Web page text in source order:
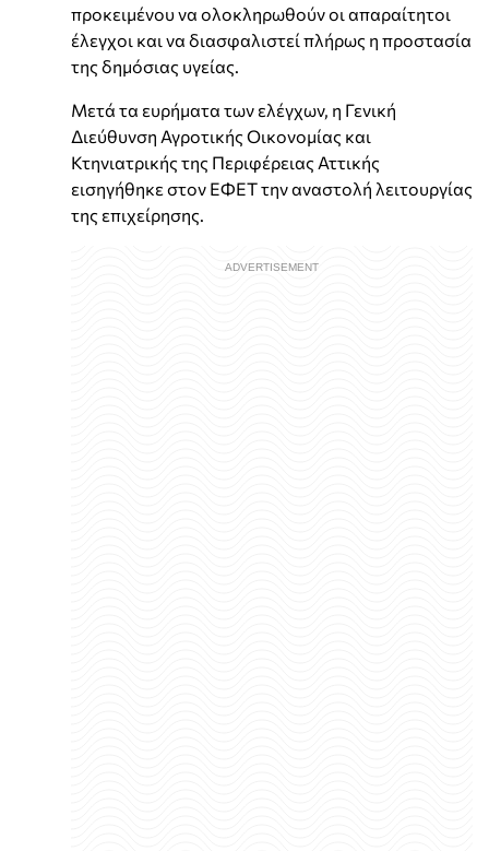
προκειμένου να ολοκληρωθούν οι απαραίτητοι
έλεγχοι και να διασφαλιστεί πλήρως η προστασία
της δημόσιας υγείας.
Μετά τα ευρήματα των ελέγχων, η Γενική
Διεύθυνση Αγροτικής Οικονομίας και
Κτηνιατρικής της Περιφέρειας Αττικής
εισηγήθηκε στον ΕΦΕΤ την αναστολή λειτουργίας
της επιχείρησης.